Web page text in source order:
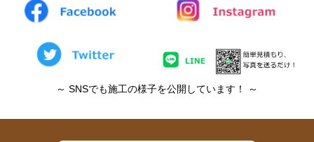
～ SNSでも施工の様子を公開しています！ ～